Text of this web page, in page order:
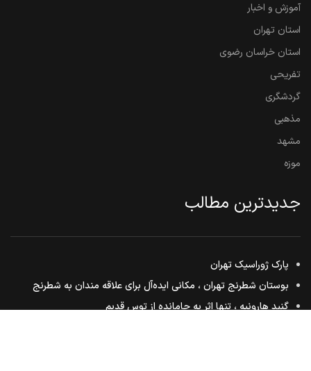
آموزش و اخبار
استان تهران
استان خراسان رضوی
تفریحی
گردشگری
مذهبی
مشهد
موزه
جدیدترین مطالب
پارک ژوراسیک تهران
بوستان شطرنج تهران ، مکانی ایده‌آل برای علاقه مندان به شطرنج
گنبد هارونیه ، تنها اثر به جامانده از توس قدیم